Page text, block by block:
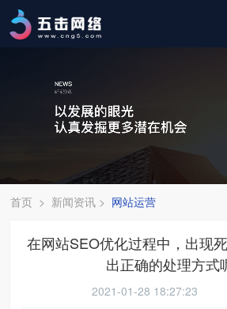
首页 > 新闻资讯 > 网站运营
在网站SEO优化过程中，出现
出正确的处理方式
2021-01-28 18:27:23